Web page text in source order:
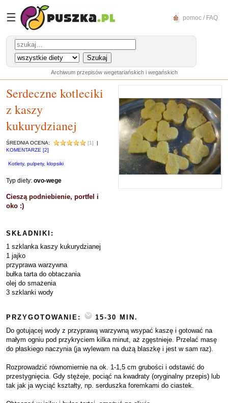
☰ pomoc / FAQ
Archiwum przepisów wegetariańskich i wegańskich
Serdeczne kotleciki
z kaszy
kukurydzianej
ŚREDNIA OCENA: [1]
|
KOMENTARZE [2]
Kotlety, pulpety, klopsiki
Typ diety: ovo-wege
Cieszą podniebienie, portfel i
oko :)
SKŁADNIKI:
1 szklanka kaszy kukurydzianej
1 jajko
przyprawa warzywna
bułka tarta do obtaczania
olej do smażenia
3 szklanki wody
PRZYGOTOWANIE:
15-30 MIN.
Do gotującej wody z przyprawą warzywną wsypać kaszę i gotować na
małym ogniu pod przykryciem kilka minut, aż zgęstnieje. Przelać masę
do płaskiego naczynia (ja wylewam na dużą blaszkę i jest w sam raz).
Rozprowadzić równomiernie na ok. 1-1,5 cm grubości i odstawić do
przestygnięcia. Gdy stężeje, pociąć na kwadraty (oryginalny przepis) lub
tak jak ja wyciąć kształty, np. serduszka foremkami do ciastek.